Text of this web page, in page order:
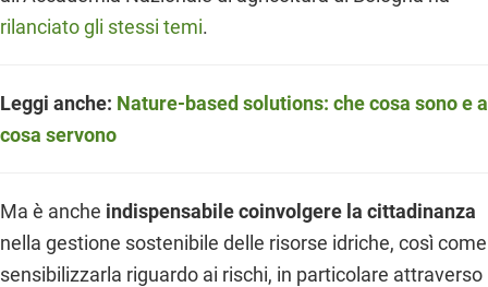
rilanciato gli stessi temi.
Leggi anche: Nature-based solutions: che cosa sono e a
cosa servono
Ma è anche indispensabile coinvolgere la cittadinanza
nella gestione sostenibile delle risorse idriche, così come
sensibilizzarla riguardo ai rischi, in particolare attraverso